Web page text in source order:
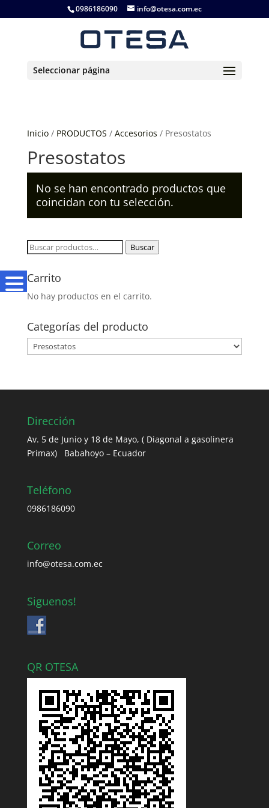
0986186090 info@otesa.com.ec
Seleccionar página
Inicio/ PRODUCTOS / Accesorios / Presostatos
Presostatos
No se han encontrado productos que
coincidan con tu selección.
Buscar
Buscar
Carrito
No hay productos en el carrito.
Categorías del producto
Dirección
Av. 5 de Junio y 18 de Mayo, ( Diagonal a gasolinera
Primax) Babahoyo – Ecuador
Teléfono
0986186090
Correo
info@otesa.com.ec
Siguenos!
QR OTESA